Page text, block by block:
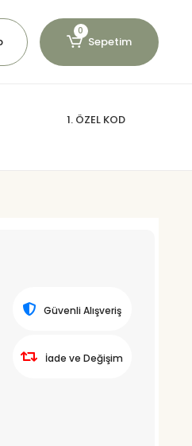
0
Sepetim
1. ÖZEL KOD
Güvenli Alışveriş
İade ve Değişim